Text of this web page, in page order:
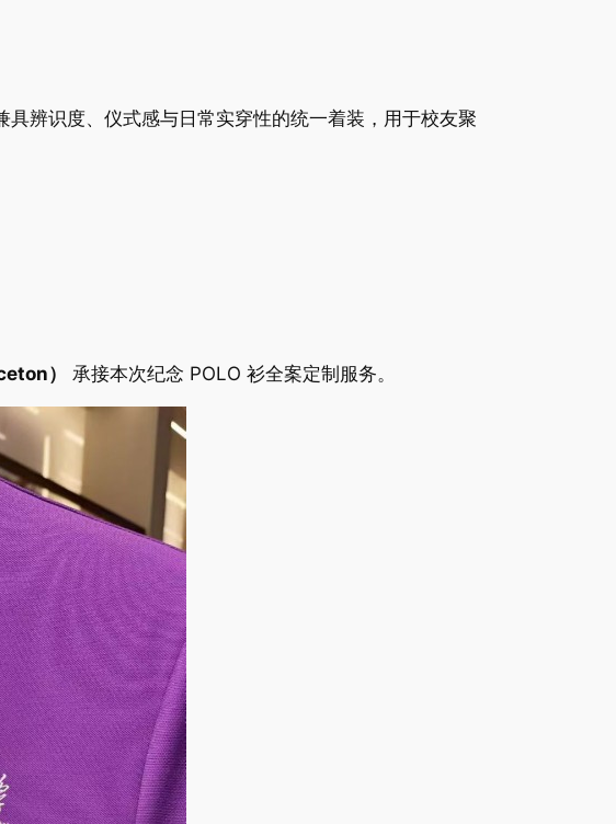
辨识度、仪式感与日常实穿性的统一着装，用于校友聚
） 承接本次纪念 POLO 衫全案定制服务。